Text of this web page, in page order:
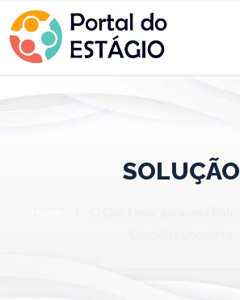
SOLUÇÃO